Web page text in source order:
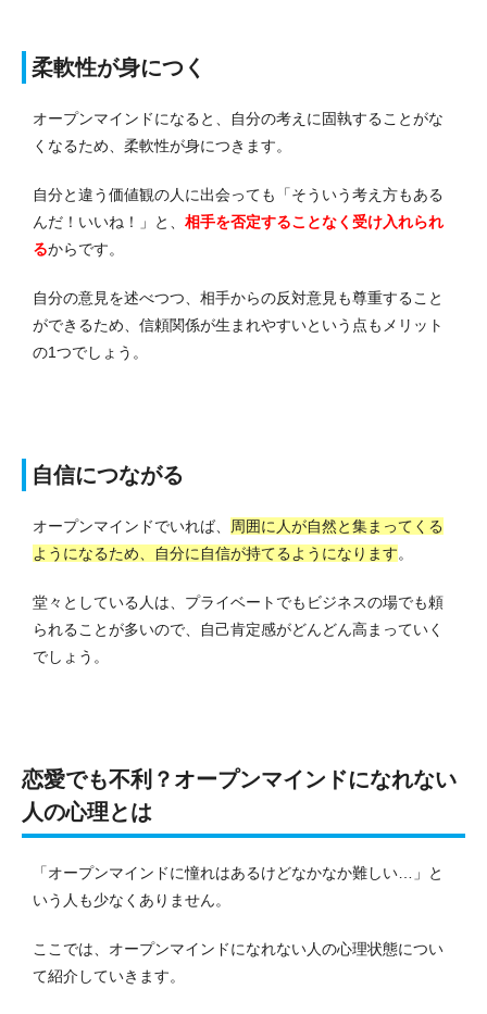
柔軟性が身につく
オープンマインドになると、自分の考えに固執することがな
くなるため、柔軟性が身につきます。
自分と違う価値観の人に出会っても「そういう考え方もある
んだ！いいね！」と、 相手を否定することなく受け入れられ
るからです。
自分の意見を述べつつ、相手からの反対意見も尊重すること
ができるため、信頼関係が生まれやすいという点もメリット
の1つでしょう。
自信につながる
オープンマインドでいれば、
周囲に人が自然と集まってくる
ようになるため、自分に自信が持てるようになります。
堂々としている人は、プライベートでもビジネスの場でも頼
られることが多いので、自己肯定感がどんどん高まっていく
でしょう。
恋愛でも不利？オープンマインドになれない
人の心理とは
「オープンマインドに憧れはあるけどなかなか難しい…」と
いう人も少なくありません。
ここでは、オープンマインドになれない人の心理状態につい
て紹介していきます。